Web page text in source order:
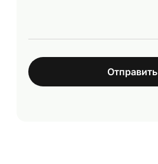
Отправить